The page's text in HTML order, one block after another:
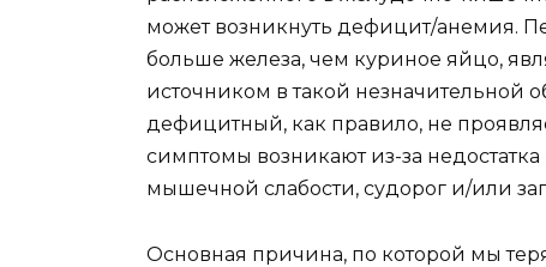
может возникнуть дефицит/анемия.
больше железа, чем куриное яйцо,
источником в такой незначительной
дефицитный, как правило, не
симптомы возникают из-за
мышечной слабости, судорог и/или
Основная причина, по которой мы